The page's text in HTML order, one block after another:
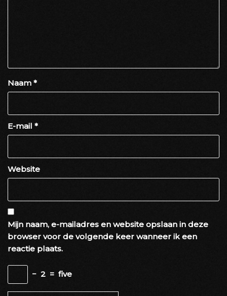
Naam *
E-mail *
Website
Mijn naam, e-mailadres en website opslaan in deze
browser voor de volgende keer wanneer ik een
reactie plaats.
− 2 = five